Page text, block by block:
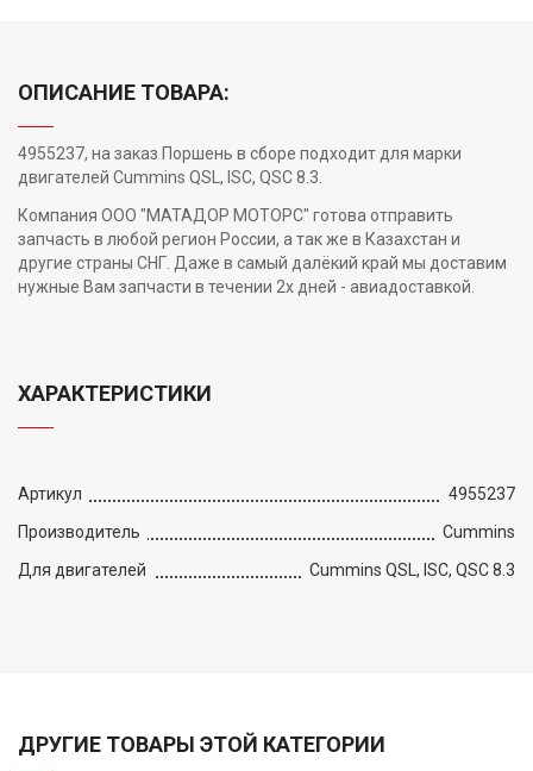
ОПИСАНИЕ ТОВАРА:
4955237, на заказ Поршень в сборе подходит для марки
двигателей Cummins QSL, ISC, QSC 8.3.
Компания ООО "МАТАДОР МОТОРС" готова отправить
запчасть в любой регион России, а так же в Казахстан и
другие страны СНГ. Даже в самый далёкий край мы доставим
нужные Вам запчасти в течении 2х дней - авиадоставкой.
ХАРАКТЕРИСТИКИ
Артикул
4955237
Производитель
Cummins
Для двигателей
Cummins QSL, ISC, QSC 8.3
ДРУГИЕ ТОВАРЫ ЭТОЙ КАТЕГОРИИ